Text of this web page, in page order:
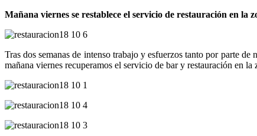
Mañana viernes se restablece el servicio de restauración en
Tras dos semanas de intenso trabajo y esfuerzos tanto por parte
mañana viernes recuperamos el servicio de bar y restauración en